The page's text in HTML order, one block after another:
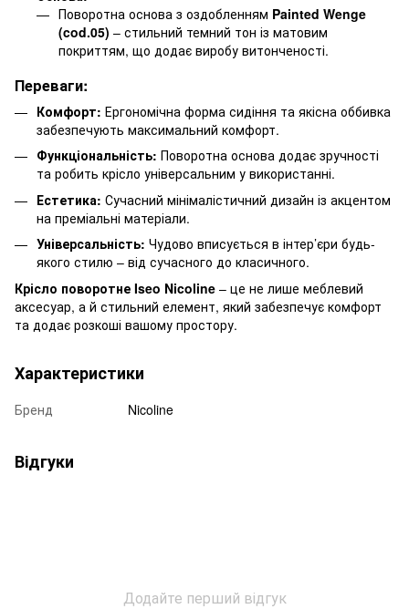
Поворотна основа з оздобленням Painted Wenge
(cod.05) – стильний темний тон із матовим
покриттям, що додає виробу витонченості.
Переваги:
Комфорт: Ергономічна форма сидіння та якісна оббивка
забезпечують максимальний комфорт.
Функціональність: Поворотна основа додає зручності
та робить крісло універсальним у використанні.
Естетика: Сучасний мінімалістичний дизайн із акцентом
на преміальні матеріали.
Універсальність: Чудово вписується в інтер’єри будь-
якого стилю – від сучасного до класичного.
Крісло поворотне Iseo Nicoline – це не лише меблевий
аксесуар, а й стильний елемент, який забезпечує комфорт
та додає розкоші вашому простору.
Характеристики
Бренд Nicoline
Відгуки
Додайте перший відгук